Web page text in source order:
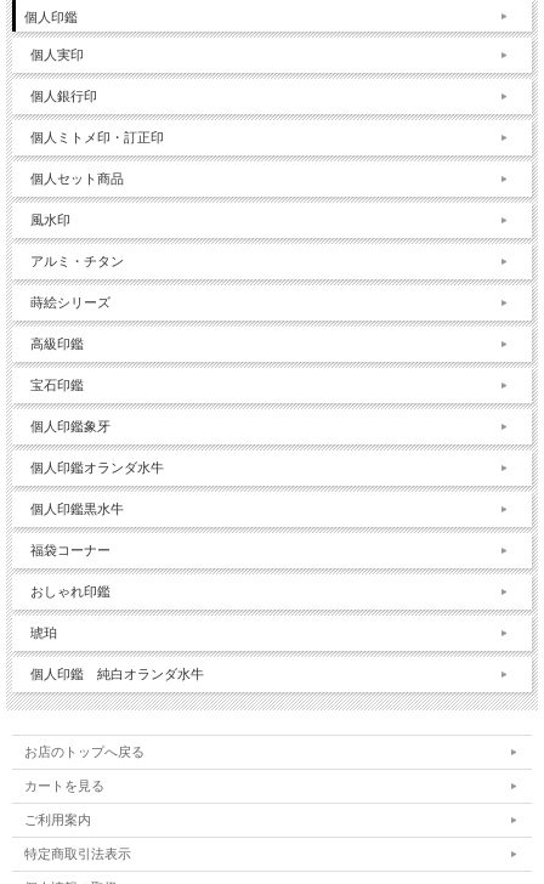
個人印鑑
個人実印
個人銀行印
個人ミトメ印・訂正印
個人セット商品
風水印
アルミ・チタン
蒔絵シリーズ
高級印鑑
宝石印鑑
個人印鑑象牙
個人印鑑オランダ水牛
個人印鑑黒水牛
福袋コーナー
おしゃれ印鑑
琥珀
個人印鑑 純白オランダ水牛
お店のトップへ戻る
カートを見る
ご利用案内
特定商取引法表示